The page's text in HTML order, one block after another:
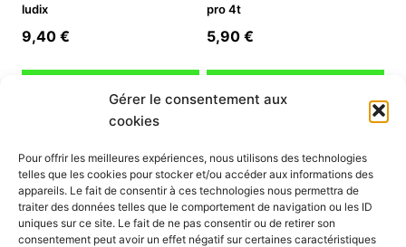
Gérer le consentement aux
cookies
Pour offrir les meilleures expériences, nous utilisons des technologies
telles que les cookies pour stocker et/ou accéder aux informations des
appareils. Le fait de consentir à ces technologies nous permettra de
traiter des données telles que le comportement de navigation ou les ID
uniques sur ce site. Le fait de ne pas consentir ou de retirer son
consentement peut avoir un effet négatif sur certaines caractéristiques
ludix
9,40 €
pro 4t
5,90 €
INFORMATION
Mon compte
Nous contacter
Mode paiement